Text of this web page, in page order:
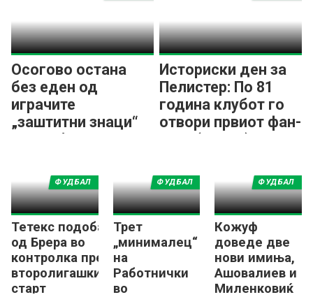
Осогово остана
без еден од
играчите
„заштитни знаци“
на клубот!
Историски ден за
Пелистер: По 81
година клубот го
отвори првиот фан-
шоп! (ФОТО)
Тетекс подобар
од Брера во
контролка пред
второлигашкиот
старт
ФУДБАЛ
Трет
„минималец“
на
Работнички
во
ФУДБАЛ
Кожуф
доведе две
нови имиња,
Ашовалиев и
Миленковиќ
ФУДБАЛ